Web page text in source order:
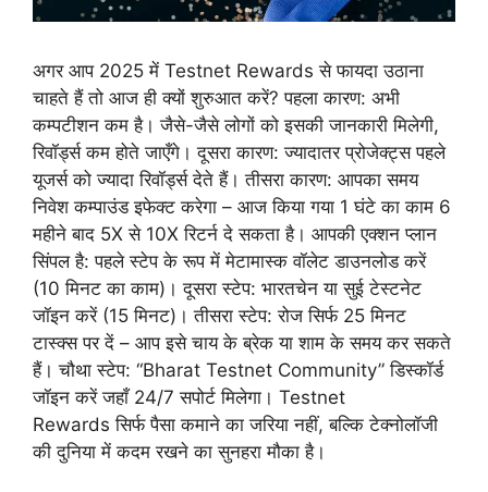
अगर आप 2025 में Testnet Rewards से फायदा उठाना
चाहते हैं तो आज ही क्यों शुरुआत करें? पहला कारण: अभी
कम्पटीशन कम है। जैसे-जैसे लोगों को इसकी जानकारी मिलेगी,
रिवॉर्ड्स कम होते जाएँगे। दूसरा कारण: ज्यादातर प्रोजेक्ट्स पहले
यूजर्स को ज्यादा रिवॉर्ड्स देते हैं। तीसरा कारण: आपका समय
निवेश कम्पाउंड इफेक्ट करेगा – आज किया गया 1 घंटे का काम 6
महीने बाद 5X से 10X रिटर्न दे सकता है। आपकी एक्शन प्लान
सिंपल है: पहले स्टेप के रूप में मेटामास्क वॉलेट डाउनलोड करें
(10 मिनट का काम)। दूसरा स्टेप: भारतचेन या सुई टेस्टनेट
जॉइन करें (15 मिनट)। तीसरा स्टेप: रोज सिर्फ 25 मिनट
टास्क्स पर दें – आप इसे चाय के ब्रेक या शाम के समय कर सकते
हैं। चौथा स्टेप: “Bharat Testnet Community” डिस्कॉर्ड
जॉइन करें जहाँ 24/7 सपोर्ट मिलेगा। Testnet
Rewards सिर्फ पैसा कमाने का जरिया नहीं, बल्कि टेक्नोलॉजी
की दुनिया में कदम रखने का सुनहरा मौका है।